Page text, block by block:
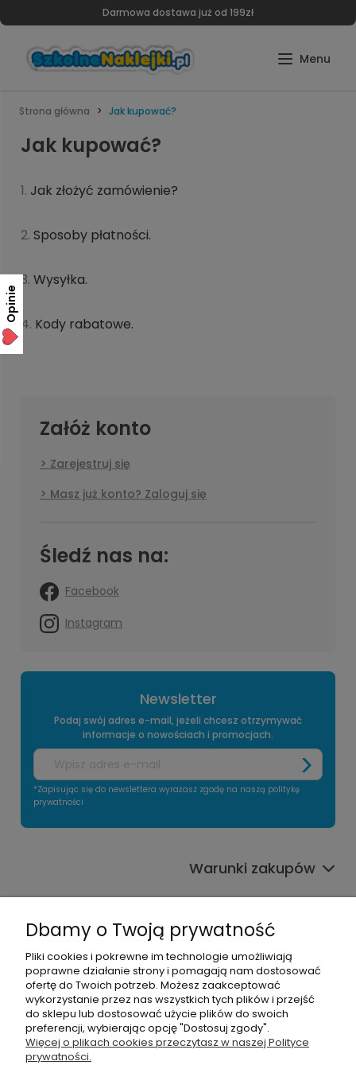
Darmowa dostawa już od 199zł
Strona główna Jak kupować?
Jak kupować?
1. Jak złożyć zamówienie?
2. Sposoby płatności.
3. Wysyłka.
4. Kody rabatowe.
Załóż konto
Zarejestruj się
Masz już konto? Zaloguj się
Śledź nas na:
Facebook
Instagram
Newsletter
Podaj swój adres e-mail, jeżeli chcesz otrzymywać
informacje o nowościach i promocjach.
*Zapisując się do newslettera wyrażasz zgodę na naszą politykę
prywatności
Warunki zakupów
Informacje o sklepie
Moje konto
Pomoc
Dbamy o Twoją prywatność
Pliki cookies i pokrewne im technologie umożliwiają
poprawne działanie strony i pomagają nam dostosować
ofertę do Twoich potrzeb. Możesz zaakceptować
wykorzystanie przez nas wszystkich tych plików i przejść
do sklepu lub dostosować użycie plików do swoich
preferencji, wybierając opcję "Dostosuj zgody".
Więcej o plikach cookies przeczytasz w naszej Polityce
prywatności.
Opinie